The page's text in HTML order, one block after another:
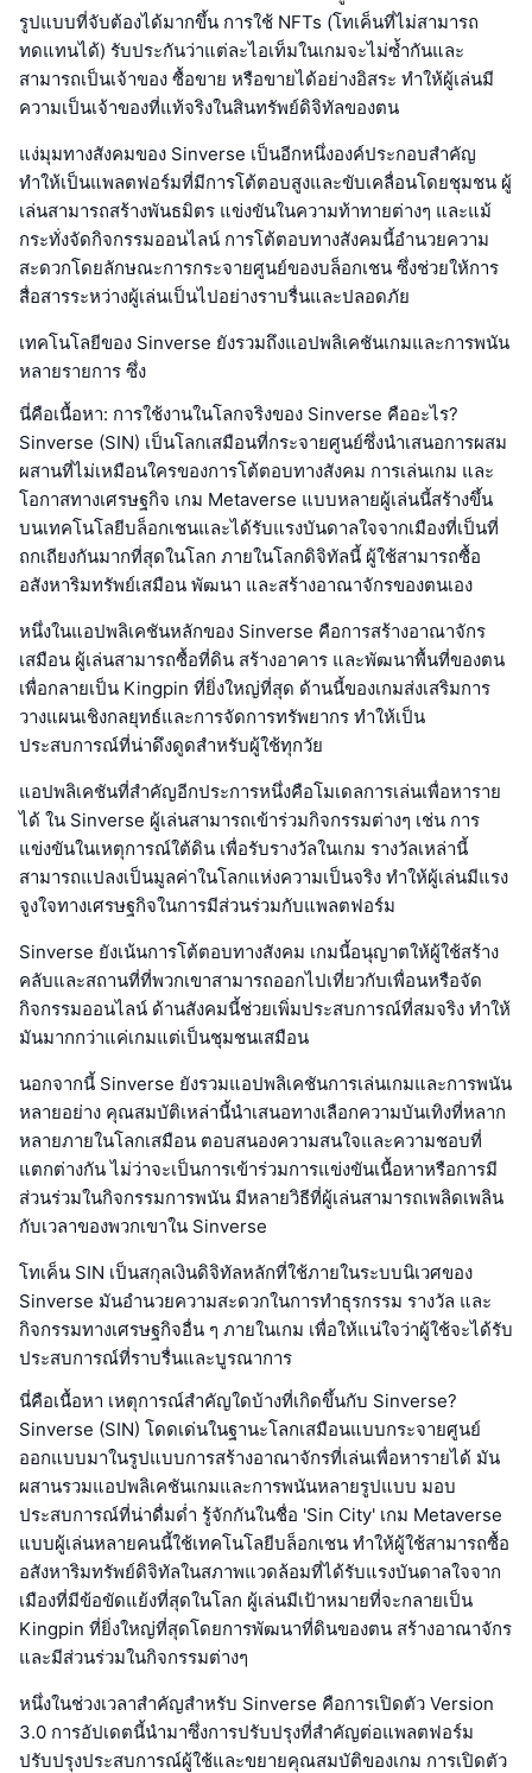
รูปแบบที่จับต้องได้มากขึ้น การใช้ NFTs (โทเค็นที่ไม่สามารถ
ทดแทนได้) รับประกันว่าแต่ละไอเท็มในเกมจะไม่ซ้ำกันและ
สามารถเป็นเจ้าของ ซื้อขาย หรือขายได้อย่างอิสระ ทำให้ผู้เล่นมี
ความเป็นเจ้าของที่แท้จริงในสินทรัพย์ดิจิทัลของตน
แง่มุมทางสังคมของ Sinverse เป็นอีกหนึ่งองค์ประกอบสำคัญ
ทำให้เป็นแพลตฟอร์มที่มีการโต้ตอบสูงและขับเคลื่อนโดยชุมชน ผู้
เล่นสามารถสร้างพันธมิตร แข่งขันในความท้าทายต่างๆ และแม้
กระทั่งจัดกิจกรรมออนไลน์ การโต้ตอบทางสังคมนี้อำนวยความ
สะดวกโดยลักษณะการกระจายศูนย์ของบล็อกเชน ซึ่งช่วยให้การ
สื่อสารระหว่างผู้เล่นเป็นไปอย่างราบรื่นและปลอดภัย
เทคโนโลยีของ Sinverse ยังรวมถึงแอปพลิเคชันเกมและการพนัน
หลายรายการ ซึ่ง
นี่คือเนื้อหา: การใช้งานในโลกจริงของ Sinverse คืออะไร?
Sinverse (SIN) เป็นโลกเสมือนที่กระจายศูนย์ซึ่งนำเสนอการผสม
ผสานที่ไม่เหมือนใครของการโต้ตอบทางสังคม การเล่นเกม และ
โอกาสทางเศรษฐกิจ เกม Metaverse แบบหลายผู้เล่นนี้สร้างขึ้น
บนเทคโนโลยีบล็อกเชนและได้รับแรงบันดาลใจจากเมืองที่เป็นที่
ถกเถียงกันมากที่สุดในโลก ภายในโลกดิจิทัลนี้ ผู้ใช้สามารถซื้อ
อสังหาริมทรัพย์เสมือน พัฒนา และสร้างอาณาจักรของตนเอง
หนึ่งในแอปพลิเคชันหลักของ Sinverse คือการสร้างอาณาจักร
เสมือน ผู้เล่นสามารถซื้อที่ดิน สร้างอาคาร และพัฒนาพื้นที่ของตน
เพื่อกลายเป็น Kingpin ที่ยิ่งใหญ่ที่สุด ด้านนี้ของเกมส่งเสริมการ
วางแผนเชิงกลยุทธ์และการจัดการทรัพยากร ทำให้เป็น
ประสบการณ์ที่น่าดึงดูดสำหรับผู้ใช้ทุกวัย
แอปพลิเคชันที่สำคัญอีกประการหนึ่งคือโมเดลการเล่นเพื่อหาราย
ได้ ใน Sinverse ผู้เล่นสามารถเข้าร่วมกิจกรรมต่างๆ เช่น การ
แข่งขันในเหตุการณ์ใต้ดิน เพื่อรับรางวัลในเกม รางวัลเหล่านี้
สามารถแปลงเป็นมูลค่าในโลกแห่งความเป็นจริง ทำให้ผู้เล่นมีแรง
จูงใจทางเศรษฐกิจในการมีส่วนร่วมกับแพลตฟอร์ม
Sinverse ยังเน้นการโต้ตอบทางสังคม เกมนี้อนุญาตให้ผู้ใช้สร้าง
คลับและสถานที่ที่พวกเขาสามารถออกไปเที่ยวกับเพื่อนหรือจัด
กิจกรรมออนไลน์ ด้านสังคมนี้ช่วยเพิ่มประสบการณ์ที่สมจริง ทำให้
มันมากกว่าแค่เกมแต่เป็นชุมชนเสมือน
นอกจากนี้ Sinverse ยังรวมแอปพลิเคชันการเล่นเกมและการพนัน
หลายอย่าง คุณสมบัติเหล่านี้นำเสนอทางเลือกความบันเทิงที่หลาก
หลายภายในโลกเสมือน ตอบสนองความสนใจและความชอบที่
แตกต่างกัน ไม่ว่าจะเป็นการเข้าร่วมการแข่งขันเนื้อหาหรือการมี
ส่วนร่วมในกิจกรรมการพนัน มีหลายวิธีที่ผู้เล่นสามารถเพลิดเพลิน
กับเวลาของพวกเขาใน Sinverse
โทเค็น SIN เป็นสกุลเงินดิจิทัลหลักที่ใช้ภายในระบบนิเวศของ
Sinverse มันอำนวยความสะดวกในการทำธุรกรรม รางวัล และ
กิจกรรมทางเศรษฐกิจอื่น ๆ ภายในเกม เพื่อให้แน่ใจว่าผู้ใช้จะได้รับ
ประสบการณ์ที่ราบรื่นและบูรณาการ
นี่คือเนื้อหา เหตุการณ์สำคัญใดบ้างที่เกิดขึ้นกับ Sinverse?
Sinverse (SIN) โดดเด่นในฐานะโลกเสมือนแบบกระจายศูนย์
ออกแบบมาในรูปแบบการสร้างอาณาจักรที่เล่นเพื่อหารายได้ มัน
ผสานรวมแอปพลิเคชันเกมและการพนันหลายรูปแบบ มอบ
ประสบการณ์ที่น่าดื่มด่ำ รู้จักกันในชื่อ 'Sin City' เกม Metaverse
แบบผู้เล่นหลายคนนี้ใช้เทคโนโลยีบล็อกเชน ทำให้ผู้ใช้สามารถซื้อ
อสังหาริมทรัพย์ดิจิทัลในสภาพแวดล้อมที่ได้รับแรงบันดาลใจจาก
เมืองที่มีข้อขัดแย้งที่สุดในโลก ผู้เล่นมีเป้าหมายที่จะกลายเป็น
Kingpin ที่ยิ่งใหญ่ที่สุดโดยการพัฒนาที่ดินของตน สร้างอาณาจักร
และมีส่วนร่วมในกิจกรรมต่างๆ
หนึ่งในช่วงเวลาสำคัญสำหรับ Sinverse คือการเปิดตัว Version
3.0 การอัปเดตนี้นำมาซึ่งการปรับปรุงที่สำคัญต่อแพลตฟอร์ม
ปรับปรุงประสบการณ์ผู้ใช้และขยายคุณสมบัติของเกม การเปิดตัว